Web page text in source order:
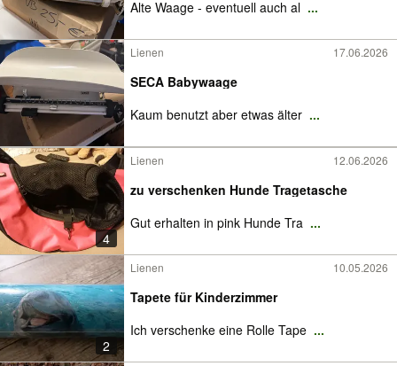
Alte Waage - eventuell auch al ...
Lienen 17.06.2026
SECA Babywaage
Kaum benutzt aber etwas älter ...
4
Lienen 12.06.2026
zu verschenken Hunde Tragetasche
Gut erhalten in pink Hunde Tra ...
2
Lienen 10.05.2026
Tapete für Kinderzimmer
Ich verschenke eine Rolle Tape ...